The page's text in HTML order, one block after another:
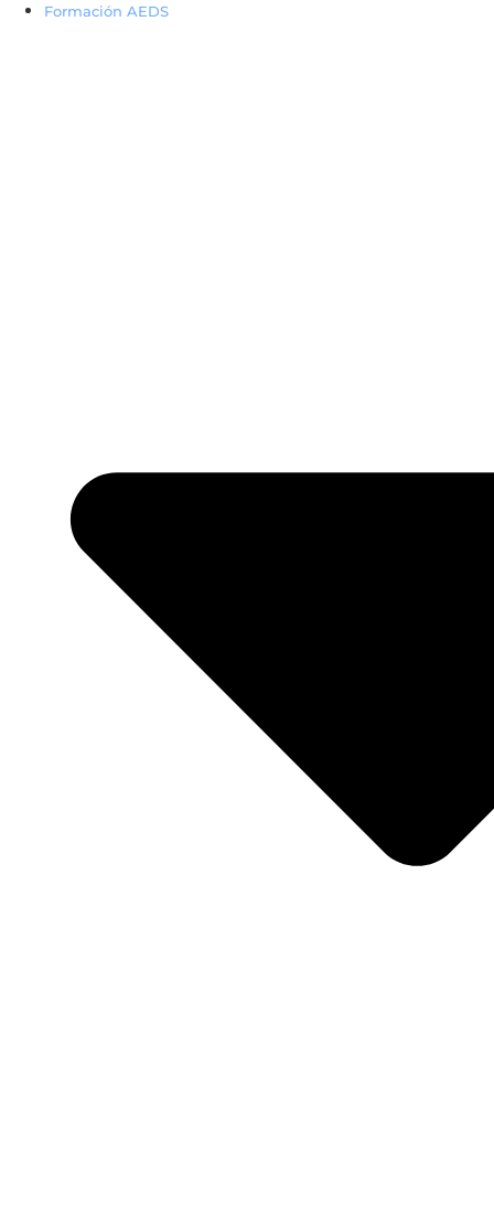
Formación AEDS